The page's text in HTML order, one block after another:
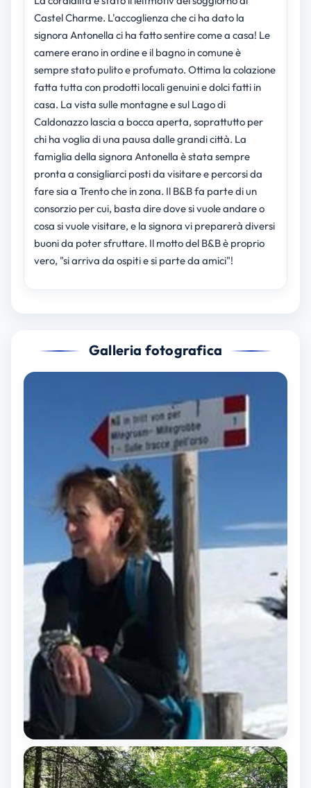
Castel Charme. L'accoglienza che ci ha dato la
signora Antonella ci ha fatto sentire come a casa! Le
camere erano in ordine e il bagno in comune è
sempre stato pulito e profumato. Ottima la colazione
fatta tutta con prodotti locali genuini e dolci fatti in
casa. La vista sulle montagne e sul Lago di
Caldonazzo lascia a bocca aperta, soprattutto per
chi ha voglia di una pausa dalle grandi città. La
famiglia della signora Antonella è stata sempre
pronta a consigliarci posti da visitare e percorsi da
fare sia a Trento che in zona. Il B&B fa parte di un
consorzio per cui, basta dire dove si vuole andare o
cosa si vuole visitare, e la signora vi preparerà diversi
buoni da poter sfruttare. Il motto del B&B è proprio
vero, "si arriva da ospiti e si parte da amici"!
Galleria fotografica